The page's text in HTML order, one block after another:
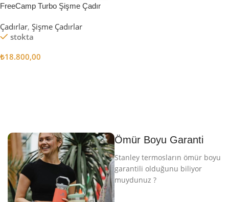
FreeCamp Turbo Şişme Çadır
Çadırlar, Şişme Çadırlar
stokta
₺18.800,00
Ömür Boyu Garanti
Stanley termosların ömür boyu
garantili olduğunu biliyor
muydunuz ?